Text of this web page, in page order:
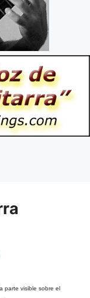
parte visible sobre el